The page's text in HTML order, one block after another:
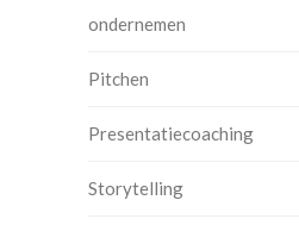
ondernemen
Pitchen
Presentatiecoaching
Storytelling